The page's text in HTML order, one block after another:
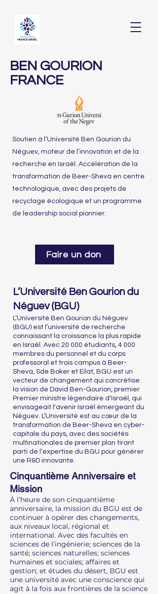
BEN GOURION
FRANCE
Soutien à l’Université Ben Gourion du
Néguev, moteur de l’innovation et de la
recherche en Israël. Accélération de la
transformation de Beer-Sheva en centre
technologique, avec des projets de
recyclage écologique et un programme
de leadership social pionnier.
Faire un don
L’Université Ben Gourion du
Néguev (BGU)
L’Université Ben Gourion du Néguev
(BGU) est l’université de recherche
connaissant la croissance la plus rapide
en Israël. Avec 20 000 étudiants, 4 000
membres du personnel et du corps
professoral et trois campus à Beer-
Sheva, Sde Boker et Eilat, BGU est un
vecteur de changement qui concrétise
la vision de David Ben-Gourion, premier
Premier ministre légendaire d'Israël, qui
envisageait l'avenir Israël émergeant du
Néguev. L’Université est au cœur de la
transformation de Beer-Sheva en cyber-
capitale du pays, avec des sociétés
multinationales de premier plan tirant
parti de l’expertise du BGU pour générer
une R&D innovante.
Cinquantième Anniversaire et
Mission
À l’heure de son cinquantième
anniversaire, la mission du BGU est de
continuer à opérer des changements,
aux niveaux local, régional et
international. Avec des facultés en
sciences de l’ingénierie; sciences de la
santé; sciences naturelles; sciences
humaines et sociales; affaires et
gestion; et études du désert, BGU est
une université avec une conscience qui
agit à la fois aux frontières de la science